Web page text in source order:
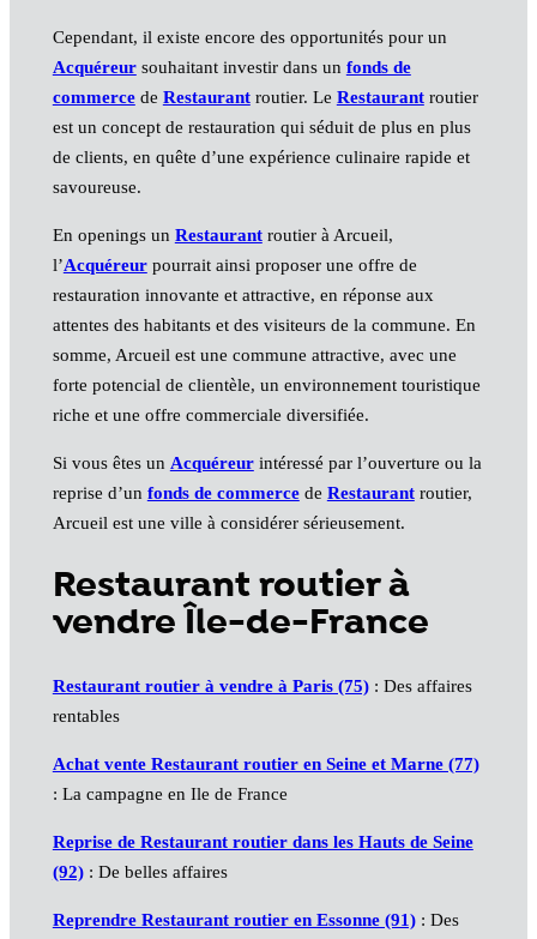
Cependant, il existe encore des opportunités pour un
Acquéreursouhaitant investir dans un fonds de
commercede Restaurantroutier. Le Restaurantroutier
est un concept de restauration qui séduit de plus en plus
de clients, en quête d’une expérience culinaire rapide et
savoureuse.
En openings un Restaurantroutier à Arcueil,
l’Acquéreurpourrait ainsi proposer une offre de
restauration innovante et attractive, en réponse aux
attentes des habitants et des visiteurs de la commune. En
somme, Arcueil est une commune attractive, avec une
forte potencial de clientèle, un environnement touristique
riche et une offre commerciale diversifiée.
Si vous êtes un Acquéreurintéressé par l’ouverture ou la
reprise d’un fonds de commercede Restaurantroutier,
Arcueil est une ville à considérer sérieusement.
Restaurant routier à
vendre Île-de-France
Restaurant routier à vendre à Paris (75): Des affaires
rentables
Achat vente Restaurant routier en Seine et Marne (77)
: La campagne en Ile de France
Reprise de Restaurant routier dans les Hauts de Seine
(92): De belles affaires
Reprendre Restaurant routier en Essonne (91): Des